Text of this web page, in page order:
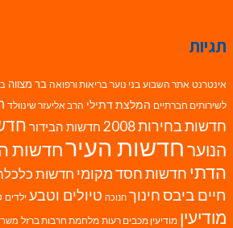
תגיות
אינטרנט אתר השבוע בני נוער בריאות ורפואה בר מצווה
לשירותים חברתיים המלצת דתילי הרב אליעזר שינוולד
חדשות בחירות 2008 חדשות הבידור
הנוערחדשות העירחדשות
הדתי חדשות חסד מקומי חדשות
חיים ביבסחינוך חנוכה טיולים וטבע ילדים
מודיעין מודיעין מכבים רעות מלחמת חרבות ברזל